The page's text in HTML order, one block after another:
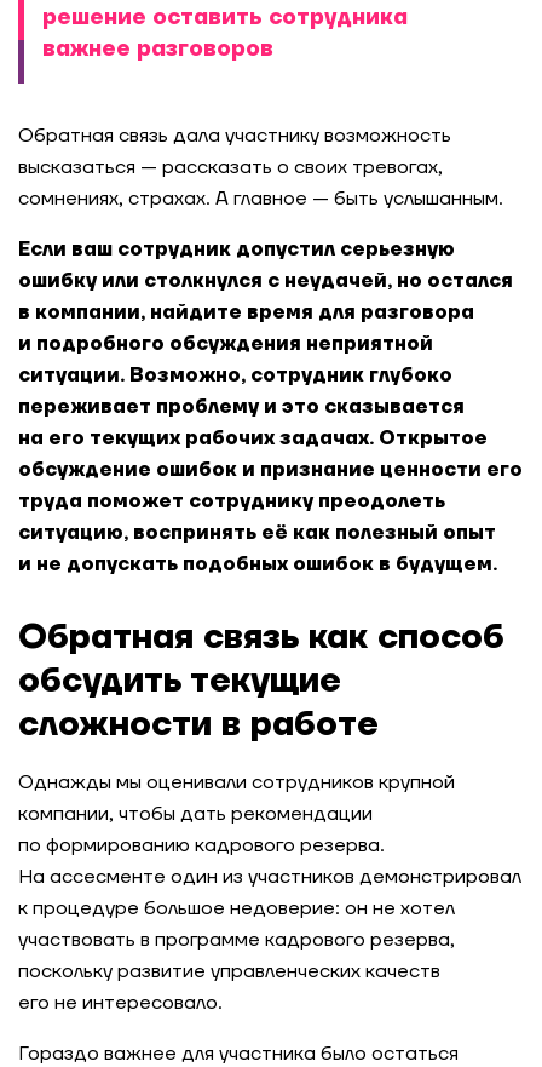
решение оставить сотрудника
важнее разговоров
Обратная связь дала участнику возможность
высказаться — рассказать о своих тревогах,
сомнениях, страхах. А главное — быть услышанным.
Если ваш сотрудник допустил серьезную
ошибку или столкнулся с неудачей, но остался
в компании, найдите время для разговора
и подробного обсуждения неприятной
ситуации. Возможно, сотрудник глубоко
переживает проблему и это сказывается
на его текущих рабочих задачах. Открытое
обсуждение ошибок и признание ценности его
труда поможет сотруднику преодолеть
ситуацию, воспринять её как полезный опыт
и не допускать подобных ошибок в будущем.
Обратная связь как способ
обсудить текущие
сложности в работе
Однажды мы оценивали сотрудников крупной
компании, чтобы дать рекомендации
по формированию кадрового резерва.
На ассесменте один из участников демонстрировал
к процедуре большое недоверие: он не хотел
участвовать в программе кадрового резерва,
поскольку развитие управленческих качеств
его не интересовало.
Гораздо важнее для участника было остаться